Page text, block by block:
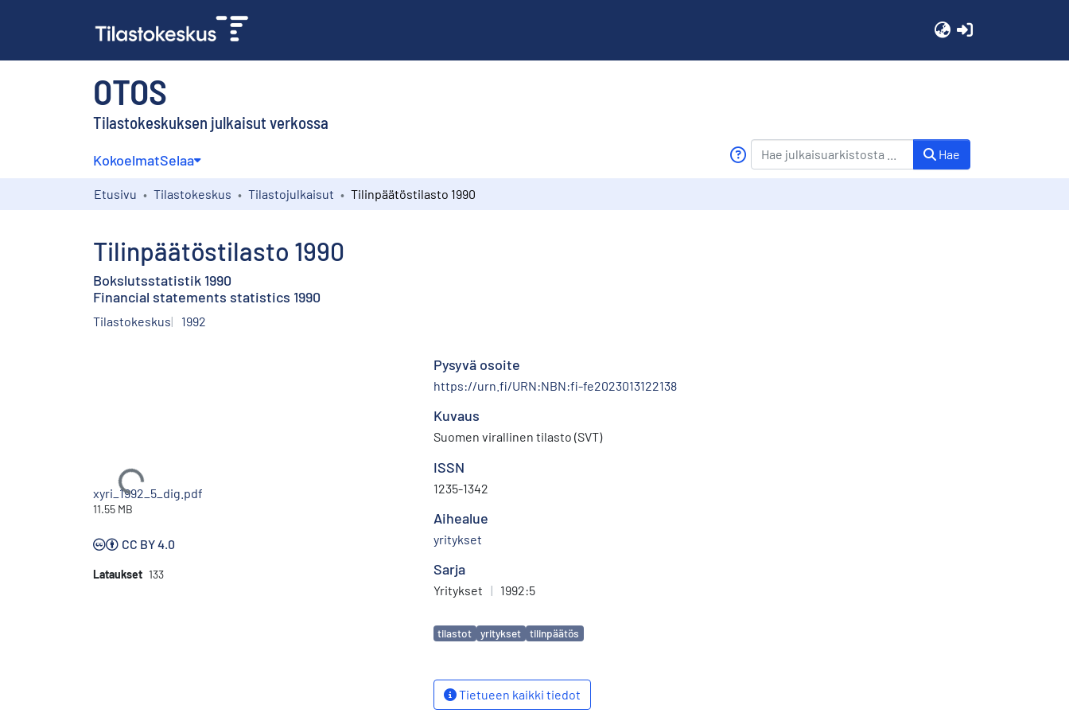
OTOS
Tilastokeskuksen julkaisut verkossa
KokoelmatSelaa Hae
Etusivu Tilastokeskus Tilastojulkaisut Tilinpäätöstilasto 1990
Tilinpäätöstilasto 1990
Bokslutsstatistik 1990
Financial statements statistics 1990
Tilastokeskus 1992
Ladataan...
xyri_1992_5_dig.pdf
11.55 MB
CC BY 4.0
Lataukset 133
Pysyvä osoite
https://urn.fi/URN:NBN:fi-fe2023013122138
Kuvaus
Suomen virallinen tilasto (SVT)
ISSN
1235-1342
Aihealue
yritykset
Sarja
Yritykset | 1992:5
Avainsanat
tilastot yritykset tilinpäätös
Tietueen kaikki tiedot